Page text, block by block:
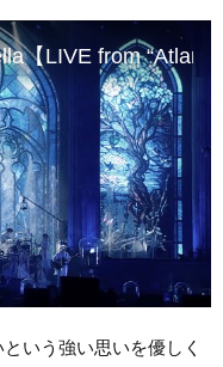
【LIVE from
いう強い思いを優しく